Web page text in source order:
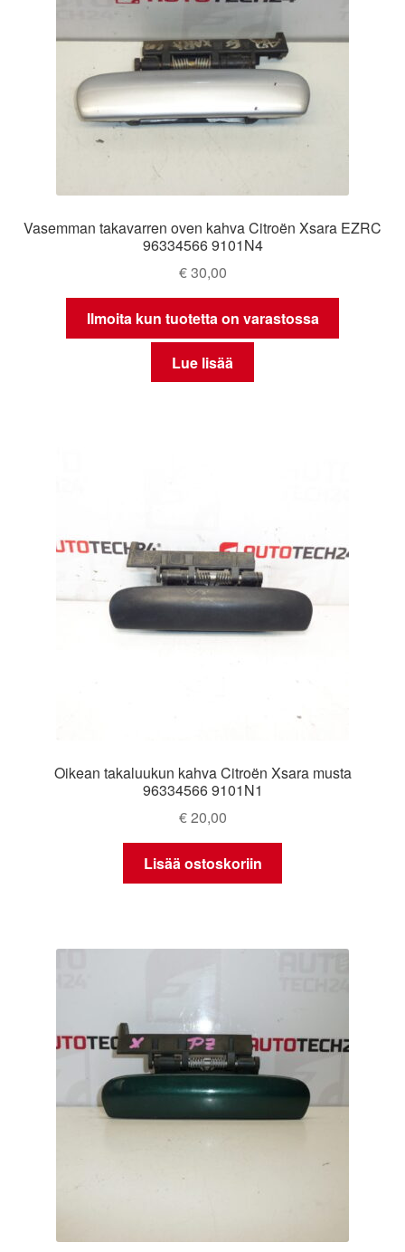
Vasemman takavarren oven kahva Citroën Xsara EZRC
96334566 9101N4
€30,00
Ilmoita kun tuotetta on varastossa
Lue lisää
Oikean takaluukun kahva Citroën Xsara musta
96334566 9101N1
€20,00
Lisää ostoskoriin